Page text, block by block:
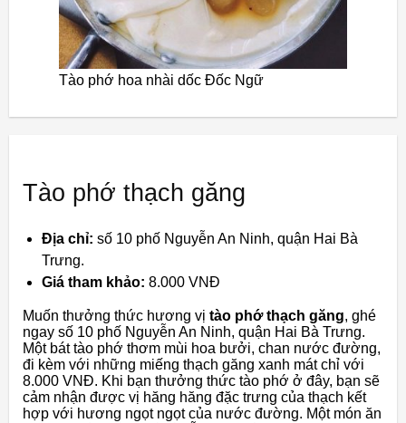
Tào phớ hoa nhài dốc Đốc Ngữ
Tào phớ thạch găng
Địa chỉ: số 10 phố Nguyễn An Ninh, quận Hai Bà
Trưng.
Giá tham khảo: 8.000 VNĐ
Muốn thưởng thức hương vị tào phớ thạch găng, ghé
ngay số 10 phố Nguyễn An Ninh, quận Hai Bà Trưng.
Một bát tào phớ thơm mùi hoa bưởi, chan nước đường,
đi kèm với những miếng thạch găng xanh mát chỉ với
8.000 VNĐ. Khi bạn thưởng thức tào phớ ở đây, bạn sẽ
cảm nhận được vị hăng hăng đặc trưng của thạch kết
hợp với hương ngọt ngọt của nước đường. Một món ăn